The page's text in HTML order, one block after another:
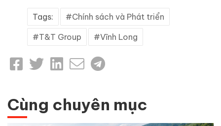
Tags: Chính sách và Phát triển
T&T Group Vĩnh Long
Cùng chuyên mục